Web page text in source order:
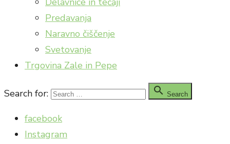
Predavanja
Naravno čiščenje
Svetovanje
Trgovina Zale in Pepe
Search for:  Search
facebook
Instagram